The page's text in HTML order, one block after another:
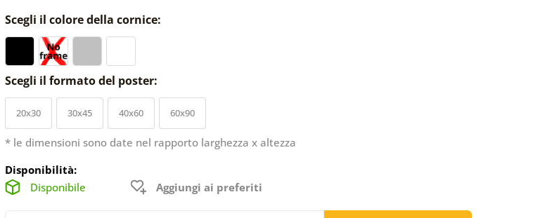
Scegli il colore della cornice:
Scegli il formato del poster:
20x30 30x45 40x60 60x90
* le dimensioni sono date nel rapporto larghezza x altezza
Disponibilità:
Disponibile
Aggiungi ai preferiti